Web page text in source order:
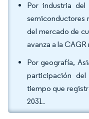
Por industria
semiconductores
del mercado de
avanza a la
Por geografía,
participación
tiempo que
2031.